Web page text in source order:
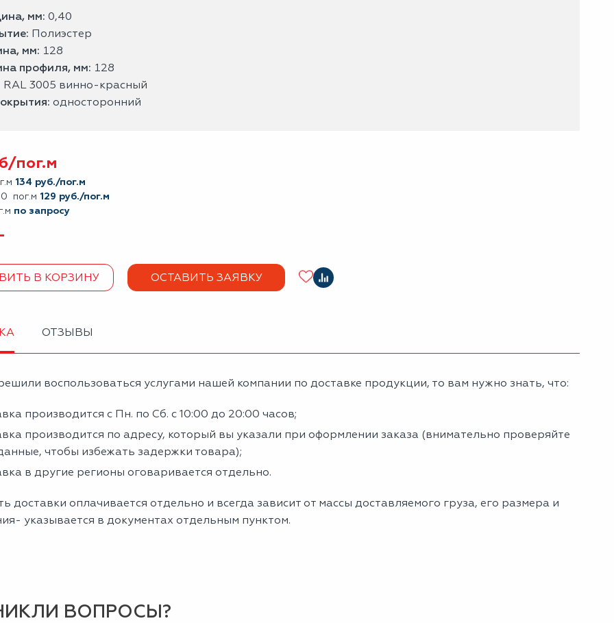
мм: 0,40
Полиэстер
мм: 128
профиля, мм: 128
RAL 3005 винно-красный
односторонний
пог.м
134 руб./пог.м
пог.м 129 руб./пог.м
по запросу
В КОРЗИНУ ОСТАВИТЬ ЗАЯВКУ
ОТЗЫВЫ
воспользоваться услугами нашей компании по доставке продукции, то вам нужно знать, что:
производится с Пн. по Сб. с 10:00 до 20:00 часов;
производится по адресу, который вы указали при оформлении заказа (внимательно проверяйте
чтобы избежать задержки товара);
в другие регионы оговаривается отдельно.
доставки оплачивается отдельно и всегда зависит от массы доставляемого груза, его размера и
указывается в документах отдельным пунктом.
ВОПРОСЫ?